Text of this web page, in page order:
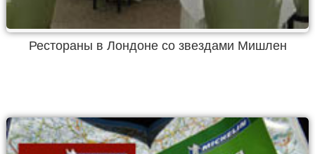
Рестораны в Лондоне со звездами Мишлен